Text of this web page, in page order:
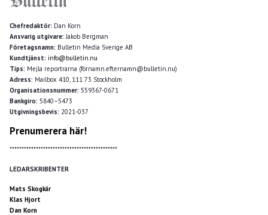
Chefredaktör: Dan Korn
Ansvarig utgivare:Jakob Bergman
Företagsnamn: Bulletin Media Sverige AB
Kundtjänst: info@bulletin.nu
Tips: Mejla reportrarna (förnamn.efternamn@bulletin.nu)
Adress: Mailbox 410, 111 73 Stockholm
Organisationsnummer: 559367-0671
Bankgiro: 5840–5473
Utgivningsbevis: 2021-037
Prenumerera här!
*********************************************
LEDARSKRIBENTER
Mats Skogkär
Klas Hjort
Dan Korn